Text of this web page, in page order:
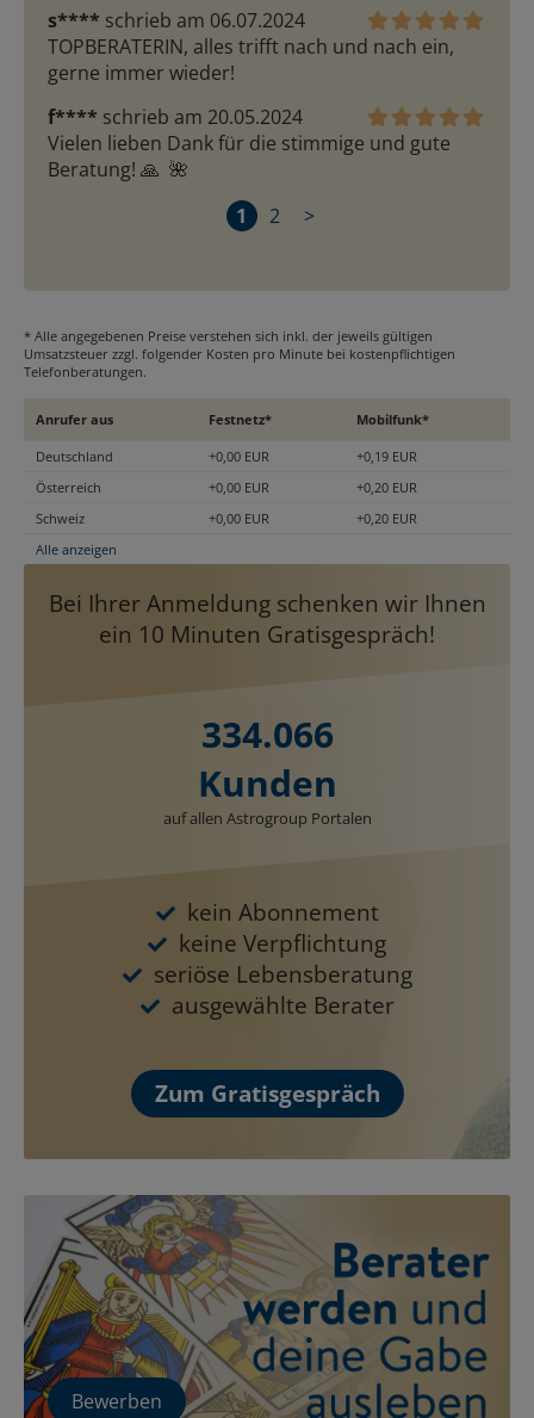
s**** schrieb am 06.07.2024
TOPBERATERIN, alles trifft nach und nach ein,
gerne immer wieder!
f**** schrieb am 20.05.2024
Vielen lieben Dank für die stimmige und gute
Beratung! 🙏  🌺
1
2 >
* Alle angegebenen Preise verstehen sich inkl. der jeweils gültigen
Umsatzsteuer zzgl. folgender Kosten pro Minute bei kostenpflichtigen
Telefonberatungen.
Anrufer aus Festnetz* Mobilfunk*
Deutschland +0,00 EUR
+0,19 EUR
Österreich
+0,00 EUR
+0,20 EUR
Schweiz
+0,00 EUR
+0,20 EUR
Alle anzeigen
Bei Ihrer Anmeldung schenken wir Ihnen
ein 10 Minuten Gratisgespräch!
334.066
Kunden
auf allen Astrogroup Portalen
kein Abonnement
keine Verpflichtung
seriöse Lebensberatung
ausgewählte Berater
Zum Gratisgespräch
Bewerben